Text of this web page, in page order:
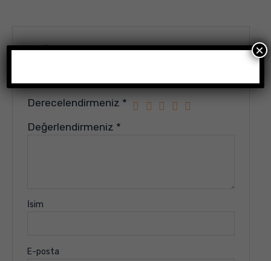
Değerlendirme yap
Derecelendirmeniz *
Değerlendirmeniz *
İsim
E-posta
×